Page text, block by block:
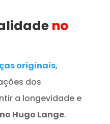
no
originais,
dos
a longevidade e
no Hugo Lange.